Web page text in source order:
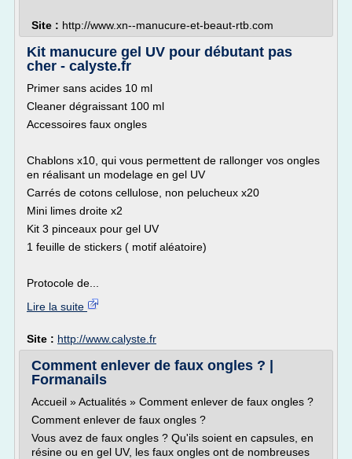
Site : http://www.xn--manucure-et-beaut-rtb.com
Kit manucure gel UV pour débutant pas
cher - calyste.fr
Primer sans acides 10 ml
Cleaner dégraissant 100 ml
Accessoires faux ongles
Chablons x10, qui vous permettent de rallonger vos ongles
en réalisant un modelage en gel UV
Carrés de cotons cellulose, non pelucheux x20
Mini limes droite x2
Kit 3 pinceaux pour gel UV
1 feuille de stickers ( motif aléatoire)
Protocole de...
Lire la suite
Site : http://www.calyste.fr
Comment enlever de faux ongles ? |
Formanails
Accueil » Actualités » Comment enlever de faux ongles ?
Comment enlever de faux ongles ?
Vous avez de faux ongles ? Qu'ils soient en capsules, en
résine ou en gel UV, les faux ongles ont de nombreuses